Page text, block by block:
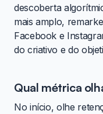
descoberta
mais amplo,
Facebook e
do criativo e do
Qual métrica
No início, olhe